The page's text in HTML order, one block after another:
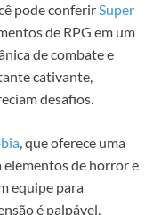
pode conferirSuper
de RPG em um
de combate e
cativante,
desafios.
, que oferece uma
de horror e
equipe para
é palpável,